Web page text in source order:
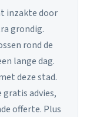
inzakte door
grondig.
rond de
lange dag.
deze stad.
advies,
offerte. Plus